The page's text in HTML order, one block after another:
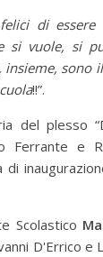
di
si vuole, si
sono
!!”.
del plesso
Ferrante e
Scolastico
D'Errico e